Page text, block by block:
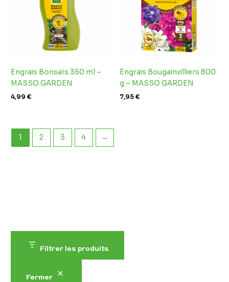
Filtrer les produits
Fermer
Engrais Bonsaïs 350 ml –
MASSO GARDEN
4,99€
Engrais Bougainvilliers 800
g – MASSO GARDEN
7,95€
1 2 3 4 →